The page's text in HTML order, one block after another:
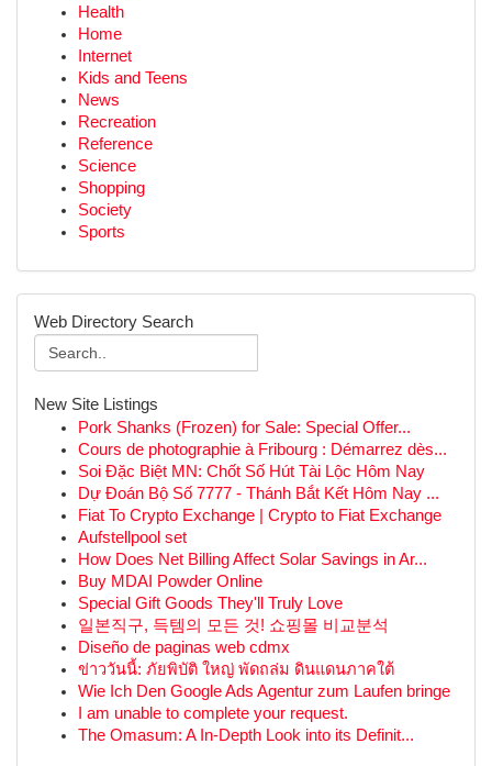
Health
Home
Internet
Kids and Teens
News
Recreation
Reference
Science
Shopping
Society
Sports
Web Directory Search
New Site Listings
Pork Shanks (Frozen) for Sale: Special Offer...
Cours de photographie à Fribourg : Démarrez dès...
Soi Đặc Biệt MN: Chốt Số Hút Tài Lộc Hôm Nay
Dự Đoán Bộ Số 7777 - Thánh Bắt Kết Hôm Nay ...
Fiat To Crypto Exchange | Crypto to Fiat Exchange
Aufstellpool set
How Does Net Billing Affect Solar Savings in Ar...
Buy MDAI Powder Online
Special Gift Goods They'll Truly Love
일본직구, 득템의 모든 것! 쇼핑몰 비교분석
Diseño de paginas web cdmx
ข่าววันนี้: ภัยพิบัติ ใหญ่ พัดถล่ม ดินแดนภาคใต้
Wie Ich Den Google Ads Agentur zum Laufen bringe
I am unable to complete your request.
The Omasum: A In-Depth Look into its Definit...